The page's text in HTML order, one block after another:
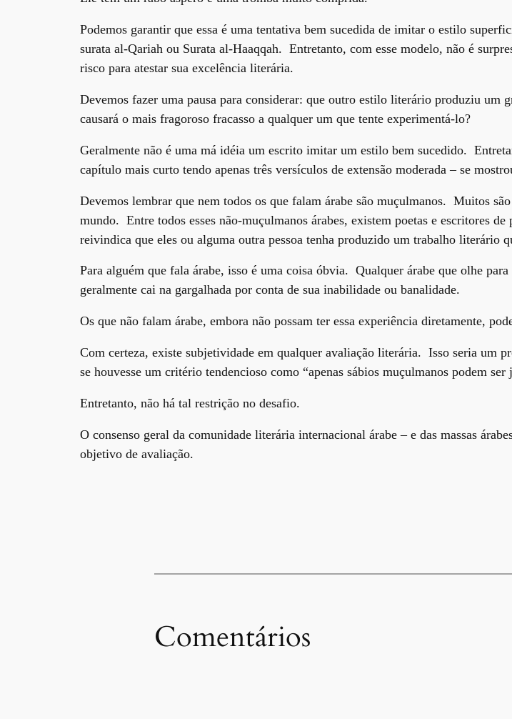
Podemos garantir que essa é uma tentativa bem sucedida de imitar o estilo
surata al-Qariah ou Surata al-Haaqqah. Entretanto, com esse modelo, não é
risco para atestar sua excelência literária.
Devemos fazer uma pausa para considerar: que outro estilo literário produziu um
causará o mais fragoroso fracasso a qualquer um que tente experimentá-lo?
Geralmente não é uma má idéia um escrito imitar um estilo bem sucedido.
capítulo mais curto tendo apenas três versículos de extensão moderada – se
Devemos lembrar que nem todos os que falam árabe são muçulmanos. Muitos
mundo. Entre todos esses não-muçulmanos árabes, existem poetas e escritores
reivindica que eles ou alguma outra pessoa tenha produzido um trabalho literário
Para alguém que fala árabe, isso é uma coisa óbvia. Qualquer árabe que olhe
geralmente cai na gargalhada por conta de sua inabilidade ou banalidade.
Os que não falam árabe, embora não possam ter essa experiência diretamente,
Com certeza, existe subjetividade em qualquer avaliação literária. Isso seria um
se houvesse um critério tendencioso como “apenas sábios muçulmanos podem ser
Entretanto, não há tal restrição no desafio.
O consenso geral da comunidade literária internacional árabe – e das massas
objetivo de avaliação.
Comentários